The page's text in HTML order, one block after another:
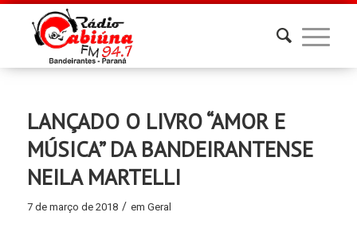
LANÇADO O LIVRO “AMOR E
MÚSICA” DA BANDEIRANTENSE
NEILA MARTELLI
7 de março de 2018 / em Geral